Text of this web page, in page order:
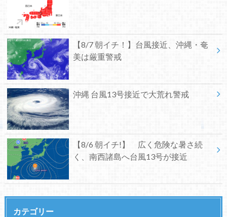
【8/7 朝イチ！】台風接近、沖縄・奄
美は厳重警戒
沖縄 台風13号接近で大荒れ警戒
【8/6 朝イチ!】 広く危険な暑さ続
く、南西諸島へ台風13号が接近
カテゴリー